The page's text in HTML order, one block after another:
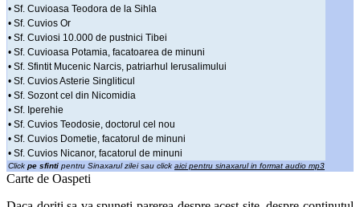
• Sf. Cuvioasa Teodora de la Sihla
• Sf. Cuvios Or
• Sf. Cuviosi 10.000 de pustnici Tibei
• Sf. Cuvioasa Potamia, facatoarea de minuni
• Sf. Sfintit Mucenic Narcis, patriarhul Ierusalimului
• Sf. Cuvios Asterie Singliticul
• Sf. Sozont cel din Nicomidia
• Sf. Iperehie
• Sf. Cuvios Teodosie, doctorul cel nou
• Sf. Cuvios Dometie, facatorul de minuni
• Sf. Cuvios Nicanor, facatorul de minuni
Click pe sfinti pentru Sinaxarul zilei sau click aici pentru sinaxarul in format audio mp3
Carte de Oaspeti